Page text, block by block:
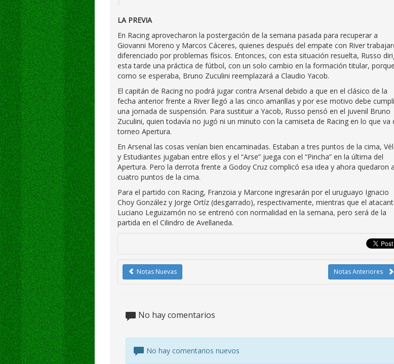
LA PREVIA
En Racing aprovecharon la postergación de la semana pasada para recuperar a
Giovanni Moreno y Marcos Cáceres, quienes después del empate con River
diferenciado por problemas físicos. Entonces, con esta situación resuelta, Russo
esta tarde una práctica de fútbol, con un solo cambio en la formación titular, porque
como se esperaba, Bruno Zuculini reemplazará a Claudio Yacob.
El capitán de Racing no podrá jugar contra Arsenal debido a que en el clásico de la
fecha anterior frente a River llegó a las cinco amarillas y por ese motivo debe
una jornada de suspensión. Para sustituir a Yacob, Russo pensó en el juvenil Bruno
Zuculini, quien todavía no jugó ni un minuto con la camiseta de Racing en lo que va
torneo Apertura.
En Arsenal las cosas venían bien encaminadas. Estaban a tres puntos de la cima,
y Estudiantes jugaban entre ellos y el “Arse” juega con el “Pincha” en la última del
Apertura. Pero la derrota frente a Godoy Cruz complicó esa idea y ahora quedaron a
cuatro puntos de la cima.
Para el partido con Racing, Franzoia y Marcone ingresarán por el uruguayo Ignacio
Choy González y Jorge Ortíz (desgarrado), respectivamente, mientras que el
Luciano Leguizamón no se entrenó con normalidad en la semana, pero será de la
partida en el Cilindro de Avellaneda.
Notas Anteriores
Notas Nuevas
No hay comentarios
No hay comentarios nuevos